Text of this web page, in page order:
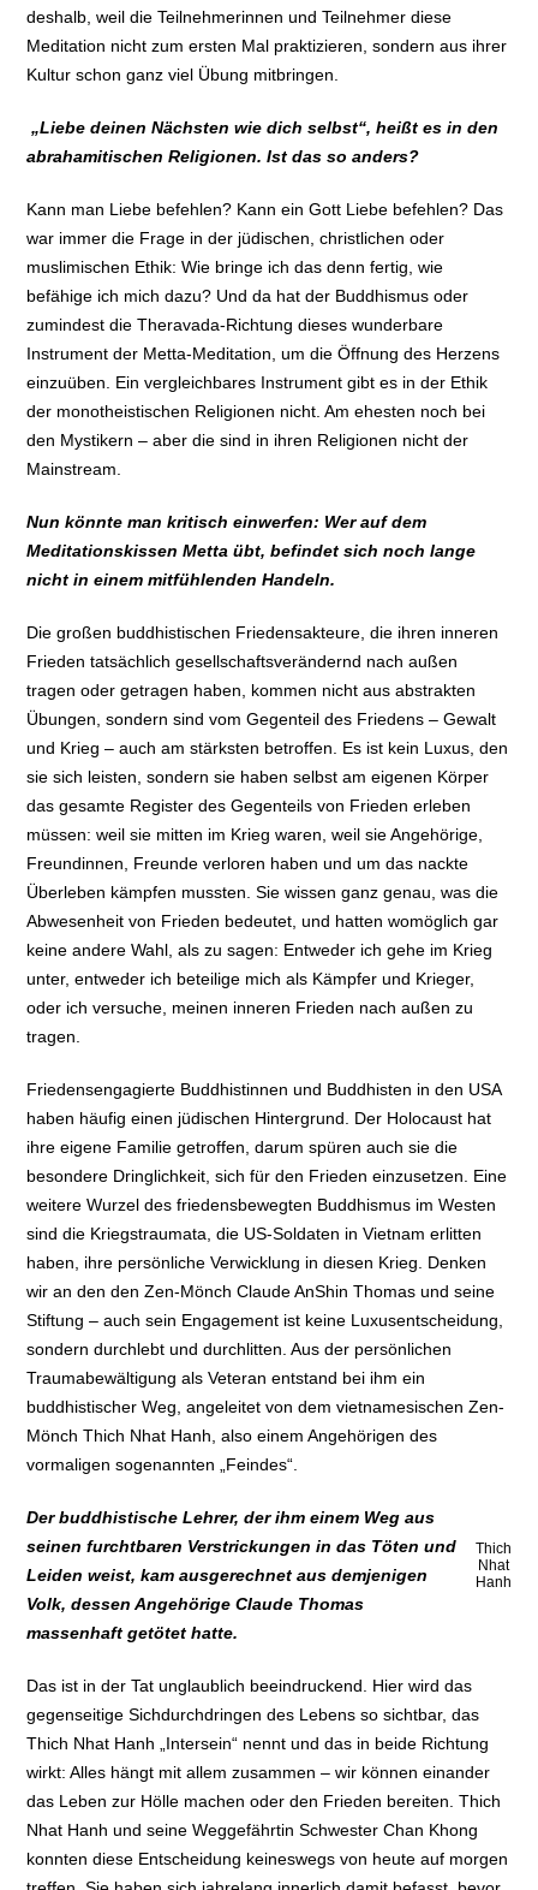
deshalb, weil die Teilnehmerinnen und Teilnehmer diese
Meditation nicht zum ersten Mal praktizieren, sondern aus ihrer
Kultur schon ganz viel Übung mitbringen.
„Liebe deinen Nächsten wie dich selbst“, heißt es in den
abrahamitischen Religionen. Ist das so anders?
Kann man Liebe befehlen? Kann ein Gott Liebe befehlen? Das
war immer die Frage in der jüdischen, christlichen oder
muslimischen Ethik: Wie bringe ich das denn fertig, wie
befähige ich mich dazu? Und da hat der Buddhismus oder
zumindest die Theravada-Richtung dieses wunderbare
Instrument der Metta-Meditation, um die Öffnung des Herzens
einzuüben. Ein vergleichbares Instrument gibt es in der Ethik
der monotheistischen Religionen nicht. Am ehesten noch bei
den Mystikern – aber die sind in ihren Religionen nicht der
Mainstream.
Nun könnte man kritisch einwerfen: Wer auf dem
Meditationskissen Metta übt, befindet sich noch lange
nicht in einem mitfühlenden Handeln.
Die großen buddhistischen Friedensakteure, die ihren inneren
Frieden tatsächlich gesellschaftsverändernd nach außen
tragen oder getragen haben, kommen nicht aus abstrakten
Übungen, sondern sind vom Gegenteil des Friedens – Gewalt
und Krieg – auch am stärksten betroffen. Es ist kein Luxus, den
sie sich leisten, sondern sie haben selbst am eigenen Körper
das gesamte Register des Gegenteils von Frieden erleben
müssen: weil sie mitten im Krieg waren, weil sie Angehörige,
Freundinnen, Freunde verloren haben und um das nackte
Überleben kämpfen mussten. Sie wissen ganz genau, was die
Abwesenheit von Frieden bedeutet, und hatten womöglich gar
keine andere Wahl, als zu sagen: Entweder ich gehe im Krieg
unter, entweder ich beteilige mich als Kämpfer und Krieger,
oder ich versuche, meinen inneren Frieden nach außen zu
tragen.
Friedensengagierte Buddhistinnen und Buddhisten in den USA
haben häufig einen jüdischen Hintergrund. Der Holocaust hat
ihre eigene Familie getroffen, darum spüren auch sie die
besondere Dringlichkeit, sich für den Frieden einzusetzen. Eine
weitere Wurzel des friedensbewegten Buddhismus im Westen
sind die Kriegstraumata, die US-Soldaten in Vietnam erlitten
haben, ihre persönliche Verwicklung in diesen Krieg. Denken
wir an den den Zen-Mönch Claude AnShin Thomas und seine
Stiftung – auch sein Engagement ist keine Luxusentscheidung,
sondern durchlebt und durchlitten. Aus der persönlichen
Traumabewältigung als Veteran entstand bei ihm ein
buddhistischer Weg, angeleitet von dem vietnamesischen Zen-
Mönch Thich Nhat Hanh, also einem Angehörigen des
vormaligen sogenannten „Feindes“.
Thich
Nhat
Hanh
Der buddhistische Lehrer, der ihm einem Weg aus
seinen furchtbaren Verstrickungen in das Töten und
Leiden weist, kam ausgerechnet aus demjenigen
Volk, dessen Angehörige Claude Thomas
massenhaft getötet hatte.
Das ist in der Tat unglaublich beeindruckend. Hier wird das
gegenseitige Sichdurchdringen des Lebens so sichtbar, das
Thich Nhat Hanh „Intersein“ nennt und das in beide Richtung
wirkt: Alles hängt mit allem zusammen – wir können einander
das Leben zur Hölle machen oder den Frieden bereiten. Thich
Nhat Hanh und seine Weggefährtin Schwester Chan Khong
konnten diese Entscheidung keineswegs von heute auf morgen